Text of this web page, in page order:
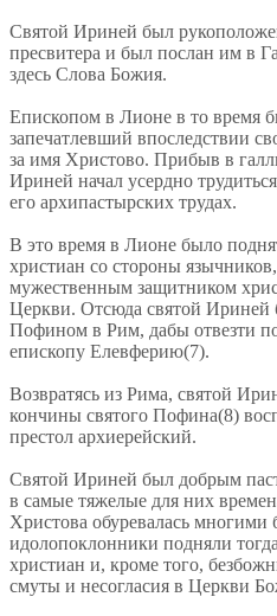
Святой Ириней был
пресвитера и был послан им в
здесь Слова Божия.
Епископом в Лионе в то время
запечатлевший впоследствии
за имя Христово. Прибыв в
Ириней начал усердно
его архипастырских трудах.
В это время в Лионе было
христиан со стороны
мужественным защитником
Церкви. Отсюда святой Ириней
Пофином в Рим, дабы отвезти
епископу Елевферию(7).
Возвратясь из Рима, святой
кончины святого Пофина(8)
престол архиерейский.
Святой Ириней был добрым
в самые тяжелые для них
Христова обуревалась многими
идолопоклонники подняли
христиан и, кроме того,
смуты и несогласия в Церкви